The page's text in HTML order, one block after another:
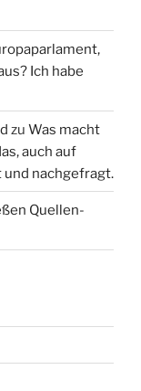
Ich habe
zu Was macht
auch auf
und nachgefragt.
Quellen-